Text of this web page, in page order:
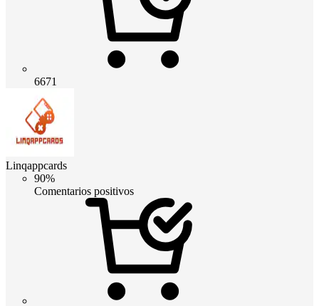
6671
Linqappcards
90%
Comentarios positivos